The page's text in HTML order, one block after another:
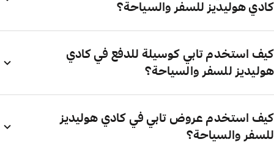
كادي هوليديز للسفر والسياحة؟
كيف استخدم تابي كوسيلة للدفع في كادي
هوليديز للسفر والسياحة؟
كيف استخدم عروض تابي في كادي هوليديز
للسفر والسياحة؟